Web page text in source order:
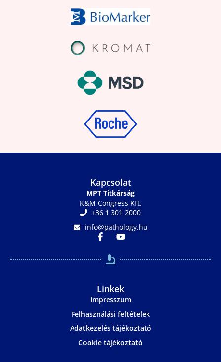
Kapcsolat
MPT Titkárság
K&M Congress Kft.
+36 1 301 2000
info@pathology.hu
Linkek
Impresszum
Felhasználási feltételek
Adatkezelés tájékoztató
Cookie tájékoztató